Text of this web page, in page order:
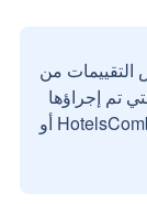
من
تم إجراؤها
بواسطة مستخدمين حقيقيين مع HotelsCombined أو